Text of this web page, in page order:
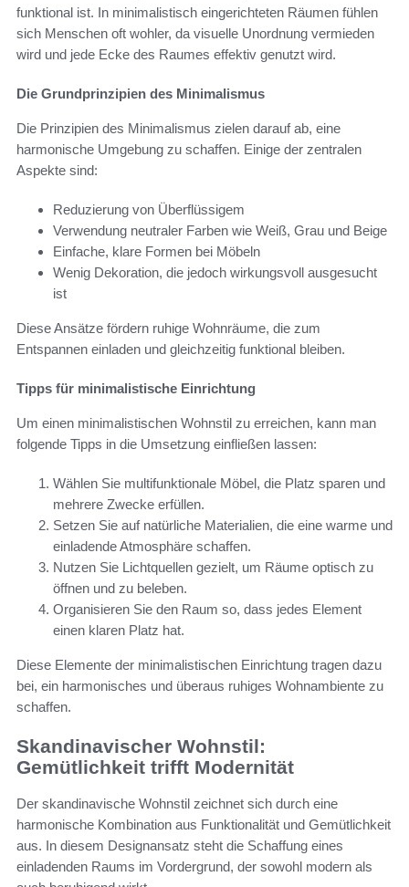
funktional ist. In minimalistisch eingerichteten Räumen fühlen
sich Menschen oft wohler, da visuelle Unordnung vermieden
wird und jede Ecke des Raumes effektiv genutzt wird.
Die Grundprinzipien des Minimalismus
Die Prinzipien des Minimalismus zielen darauf ab, eine
harmonische Umgebung zu schaffen. Einige der zentralen
Aspekte sind:
Reduzierung von Überflüssigem
Verwendung neutraler Farben wie Weiß, Grau und Beige
Einfache, klare Formen bei Möbeln
Wenig Dekoration, die jedoch wirkungsvoll ausgesucht
ist
Diese Ansätze fördern ruhige Wohnräume, die zum
Entspannen einladen und gleichzeitig funktional bleiben.
Tipps für minimalistische Einrichtung
Um einen minimalistischen Wohnstil zu erreichen, kann man
folgende Tipps in die Umsetzung einfließen lassen:
Wählen Sie multifunktionale Möbel, die Platz sparen und
mehrere Zwecke erfüllen.
Setzen Sie auf natürliche Materialien, die eine warme und
einladende Atmosphäre schaffen.
Nutzen Sie Lichtquellen gezielt, um Räume optisch zu
öffnen und zu beleben.
Organisieren Sie den Raum so, dass jedes Element
einen klaren Platz hat.
Diese Elemente der minimalistischen Einrichtung tragen dazu
bei, ein harmonisches und überaus ruhiges Wohnambiente zu
schaffen.
Skandinavischer Wohnstil:
Gemütlichkeit trifft Modernität
Der skandinavische Wohnstil zeichnet sich durch eine
harmonische Kombination aus Funktionalität und Gemütlichkeit
aus. In diesem Designansatz steht die Schaffung eines
einladenden Raums im Vordergrund, der sowohl modern als